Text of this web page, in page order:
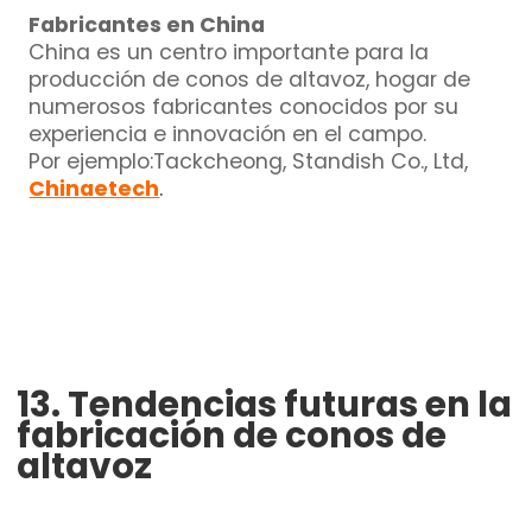
Fabricantes en China
China es un centro importante para la
producción de conos de altavoz, hogar de
numerosos fabricantes conocidos por su
experiencia e innovación en el campo.
Por ejemplo:
Chinaetech.
13. Tendencias futuras en la
fabricación de conos de
altavoz